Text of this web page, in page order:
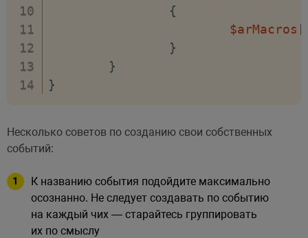
{
$arMacros [
}
}
}
Несколько советов по созданию свои собственных
событий:
К названию события подойдите максимально
осознанно. Не следует создавать по событию
на каждый чих — старайтесь группировать
их по смыслу